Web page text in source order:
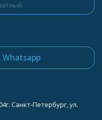
Whatsapp
Санкт-Петербург, ул.